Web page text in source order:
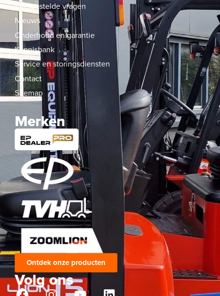
Veelgestelde vragen
Nieuws
Onderhoud en garantie
Kennisbank
Service en storingsdiensten
Contact
Sitemap
Merken
Ontdek onze producten
Volg ons